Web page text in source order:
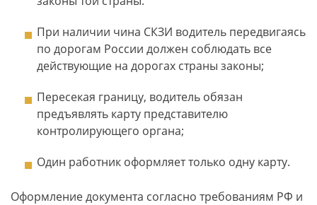
При наличии чина СКЗИ водитель передвигаясь
по дорогам России должен соблюдать все
действующие на дорогах страны законы;
Пересекая границу, водитель обязан
предъявлять карту представителю
контролирующего органа;
Один работник оформляет только одну карту.
Оформление документа согласно требованиям РФ и